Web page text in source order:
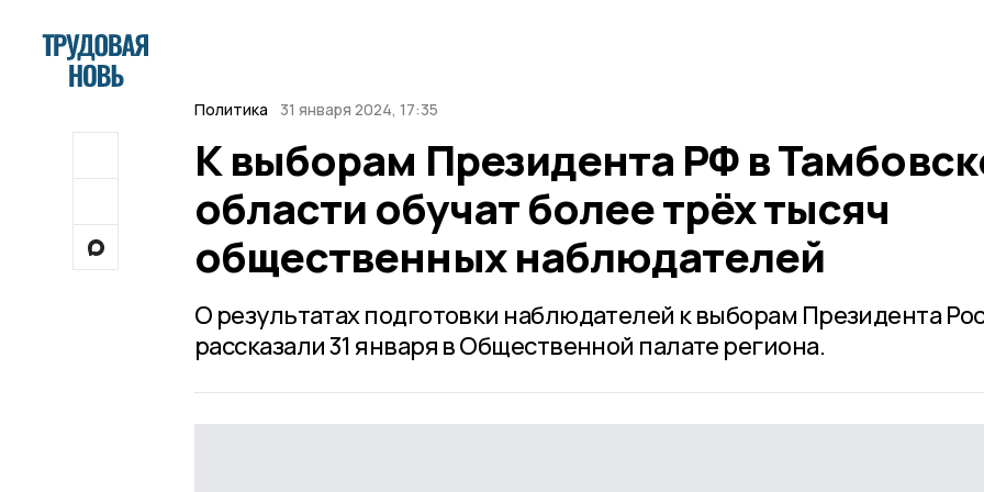
Политика 31 января 2024, 17:35
К выборам Президента РФ в
области обучат более трёх тысяч
общественных наблюдателей
О результатах подготовки наблюдателей к выборам Президента
рассказали 31 января в Общественной палате региона.